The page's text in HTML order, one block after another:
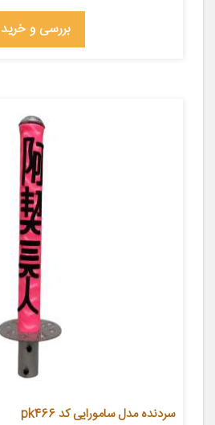
بررسی و خرید
سردنده مدل سامورایی کد pk466